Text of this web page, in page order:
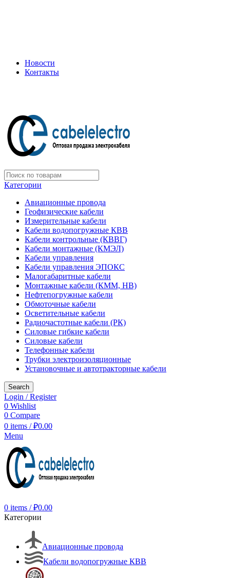
Новости
Контакты
Категории
Авиационные провода
Геофизические кабели
Измерительные кабели
Кабели водопогружные КВВ
Кабели контрольные (КВВГ)
Кабели монтажные (КМЭЛ)
Кабели управления
Кабели управления ЭПОКС
Малогабаритные кабели
Монтажные кабели (КММ, НВ)
Нефтепогружные кабели
Обмоточные кабели
Осветительные кабели
Радиочастотные кабели (РК)
Силовые гибкие кабели
Силовые кабели
Телефонные кабели
Трубки электроизоляционные
Установочные и автотракторные кабели
Search
Login / Register
0 Wishlist
0 Compare
0 items / ₽0.00
Menu
0 items / ₽0.00
Категории
Авиационные провода
Кабели водопогружные КВВ